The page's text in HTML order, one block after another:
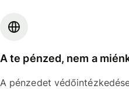
A te pénzed, nem a
A pénzedet